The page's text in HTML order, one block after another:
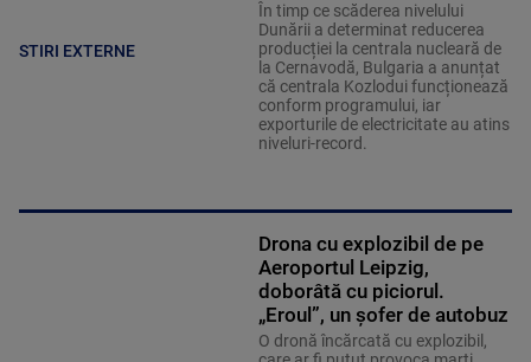
STIRI EXTERNE
În timp ce scăderea nivelului
Dunării a determinat reducerea
producției la centrala nucleară de
la Cernavodă, Bulgaria a anunțat
că centrala Kozlodui funcționează
conform programului, iar
exporturile de electricitate au atins
niveluri-record.
Drona cu explozibil de pe
Aeroportul Leipzig,
doborâtă cu piciorul.
„Eroul”, un șofer de autobuz
O dronă încărcată cu explozibil,